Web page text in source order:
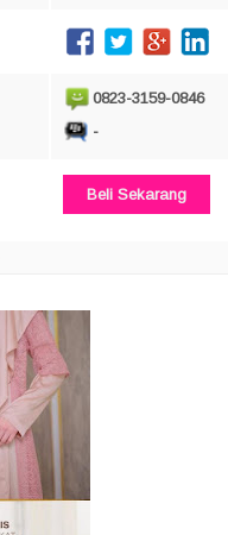
0823-3159-0846
-
Beli Sekarang